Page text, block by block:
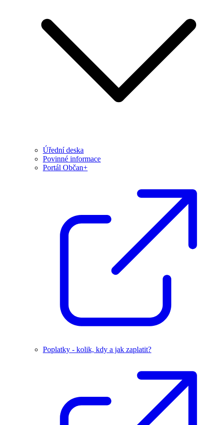
Úřední deska
Povinné informace
Portál Občan+
Poplatky - kolik, kdy a jak zaplatit?